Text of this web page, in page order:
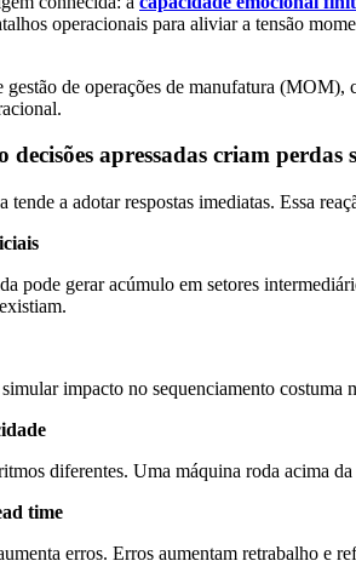
operacionais para aliviar a tensão
de operações de manufatura
apressadas criam perdas
tende a adotar respostas imediatas. Essa
pode gerar acúmulo em setores
impacto no sequenciamento
diferentes. Uma máquina roda acima
time
erros. Erros aumentam retrabalho